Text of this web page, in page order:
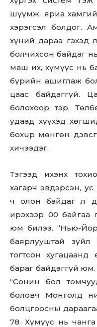
шүүмж, яриа
хэрэгсэл болдог.
хүний дараа гэхэд
болчихсон байдаг
маш их, хүмүүс нь
бүрийн ашиглаж
цаас байдаггүй.
болохоор тэр.
удаад хүүхэд
бoxup мөнгөн
хичээдэг.
Тэгээд ихэнх
хагарч эвдэрсэн, ус
ч олон байдаг л
ирэхээр 00 байгаа
юм билээ. “Нью-
баярлууштай
тогтсон
бараг байдаггүй
“Сонин бол
боловч Монголд
болцгоосны
78. Хүмүүс нь